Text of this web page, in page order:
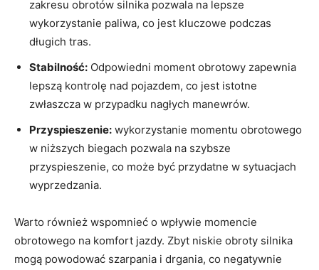
zakresu obrotów silnika pozwala na lepsze
wykorzystanie paliwa, co jest kluczowe podczas
długich tras.
Stabilność: Odpowiedni moment obrotowy zapewnia
lepszą kontrolę nad pojazdem, co jest istotne
zwłaszcza w przypadku nagłych manewrów.
Przyspieszenie: wykorzystanie momentu obrotowego
w niższych biegach pozwala na szybsze
przyspieszenie, co może być przydatne w sytuacjach
wyprzedzania.
Warto również wspomnieć o wpływie momencie
obrotowego na komfort jazdy. Zbyt niskie obroty silnika
mogą powodować szarpania i drgania, co negatywnie